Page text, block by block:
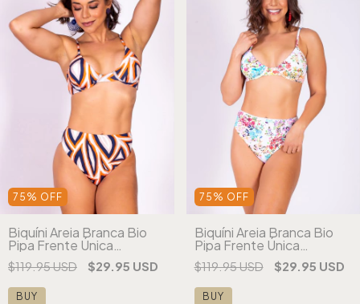
75 % OFF
Biquíni Areia Branca Bio
Pipa Frente Única
Estampado Vermelho
(cópia) (cópia) (cópia)
(cópia)
$119.95 USD $29.95 USD
BUY
75 % OFF
Biquíni Areia Branca Bio
Pipa Frente Única
Estampado Vermelho
(cópia) (cópia) (cópia)
(cópia) (cópia)
$119.95 USD $29.95 USD
BUY